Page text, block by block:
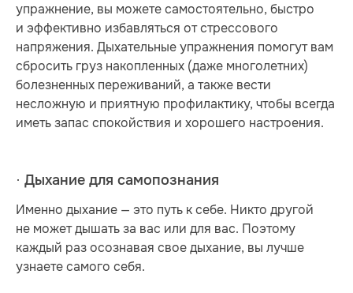
упражнение, вы можете самостоятельно, быстро
и эффективно избавляться от стрессового
напряжения. Дыхательные упражнения помогут вам
сбросить груз накопленных (даже многолетних)
болезненных переживаний, а также вести
несложную и приятную профилактику, чтобы всегда
иметь запас спокойствия и хорошего настроения.
· Дыхание для самопознания
Именно дыхание — это путь к себе. Никто другой
не может дышать за вас или для вас. Поэтому
каждый раз осознавая свое дыхание, вы лучше
узнаете самого себя.